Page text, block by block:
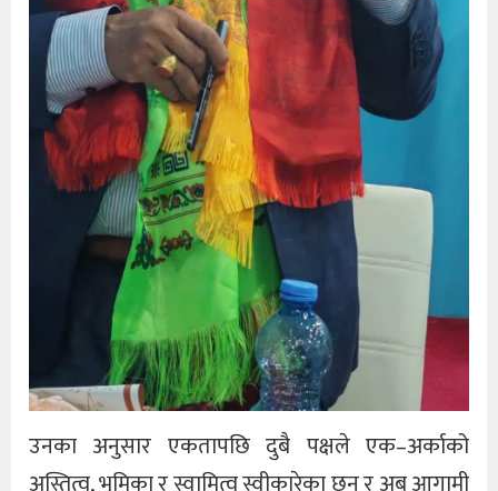
उनका अनुसार एकतापछि दुबै पक्षले एक–अर्काको